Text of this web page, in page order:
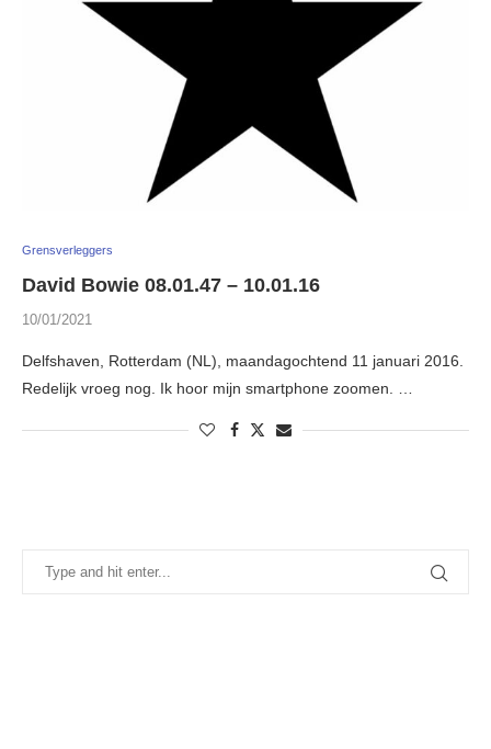
Grensverleggers
David Bowie 08.01.47 – 10.01.16
10/01/2021
Delfshaven, Rotterdam (NL), maandagochtend 11 januari 2016.
Redelijk vroeg nog. Ik hoor mijn smartphone zoomen. …